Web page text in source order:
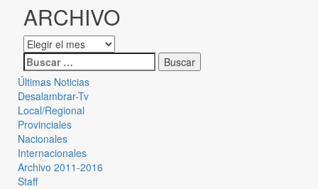
ARCHIVO
Últimas Noticias
Desalambrar-Tv
Local/Regional
Provinciales
Nacionales
Internacionales
Archivo 2011-2016
Staff